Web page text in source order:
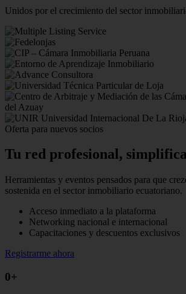
Unidos por el crecimiento del sector
Oferta para nuevos socios
Tu red profesional,
Herramientas y eventos pensados para que
sostenida en el sector inmobiliario ecuatoriano.
Acceso inmediato a la plataforma
Networking nacional e internacional
Capacitaciones y descuentos exclusivos
Registrarme ahora
0+